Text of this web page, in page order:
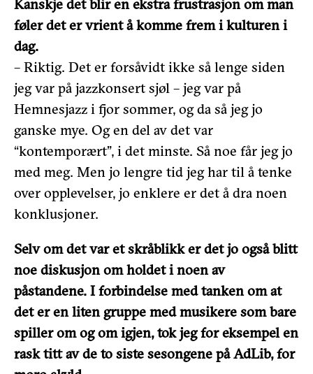
Kanskje det blir en ekstra frustrasjon om man
føler det er vrient å komme frem i kulturen i
dag.
– Riktig. Det er forsåvidt ikke så lenge siden
jeg var på jazzkonsert sjøl – jeg var på
Hemnesjazz i fjor sommer, og da så jeg jo
ganske mye. Og en del av det var
“kontemporært”, i det minste. Så noe får jeg jo
med meg. Men jo lengre tid jeg har til å tenke
over opplevelser, jo enklere er det å dra noen
konklusjoner.
Selv om det var et skråblikk er det jo også blitt
noe diskusjon om holdet i noen av
påstandene. I forbindelse med tanken om at
det er en liten gruppe med musikere som bare
spiller om og om igjen, tok jeg for eksempel en
rask titt av de to siste sesongene på AdLib, for